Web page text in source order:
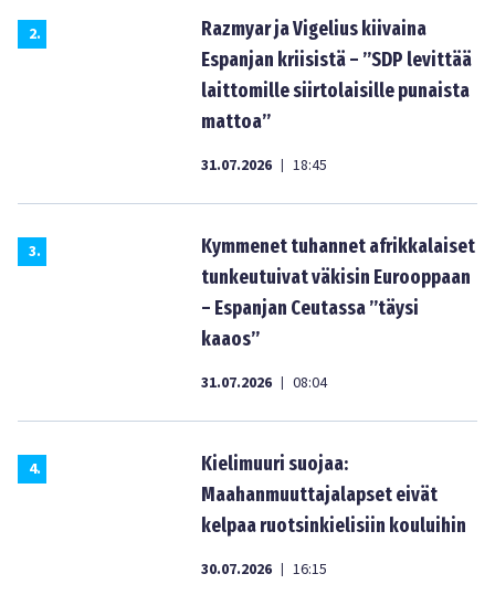
2.
Razmyar ja Vigelius kiivaina
Espanjan kriisistä – ”SDP levittää
laittomille siirtolaisille punaista
mattoa”
31.07.2026 | 18:45
3.
Kymmenet tuhannet afrikkalaiset
tunkeutuivat väkisin Eurooppaan
– Espanjan Ceutassa ”täysi
kaaos”
31.07.2026 | 08:04
4.
Kielimuuri suojaa:
Maahanmuuttajalapset eivät
kelpaa ruotsinkielisiin kouluihin
30.07.2026 | 16:15